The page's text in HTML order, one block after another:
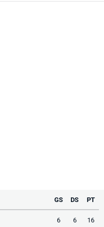
GS DS PT
6 6 16